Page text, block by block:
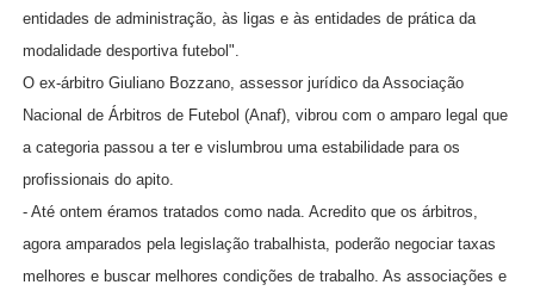
entidades de administração, às ligas e às entidades de prática da
modalidade desportiva futebol".
O ex-árbitro Giuliano Bozzano, assessor jurídico da Associação
Nacional de Árbitros de Futebol (Anaf), vibrou com o amparo legal que
a categoria passou a ter e vislumbrou uma estabilidade para os
profissionais do apito.
- Até ontem éramos tratados como nada. Acredito que os árbitros,
agora amparados pela legislação trabalhista, poderão negociar taxas
melhores e buscar melhores condições de trabalho. As associações e